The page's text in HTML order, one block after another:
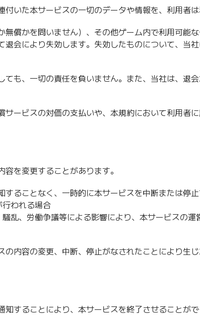
いた本サービスの一切のデータや情報を、利用者は
償かを問いません）、その他ゲーム内で利用可能
会により失効します。失効したものについて、当
も、一切の責任を負いません。また、当社は、退
ービスの対価の支払いや、本規約において利用者
を変更することがあります。
ることなく、一時的に本サービスを中断または停止
行われる場合
乱、労働争議等による影響により、本サービスの
内容の変更、中断、停止がなされたことにより生
することにより、本サービスを終了させることがで